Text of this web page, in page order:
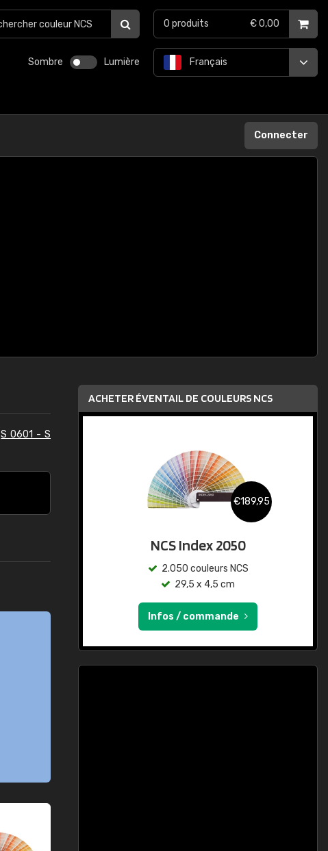
Sombre Lumière Français
0 produits € 0,00
Connecter
S 0601 - S
ACHETER ÉVENTAIL DE COULEURS NCS
€189,95
NCS Index 2050
2.050 couleurs NCS
29,5 x 4,5 cm
Infos / commande